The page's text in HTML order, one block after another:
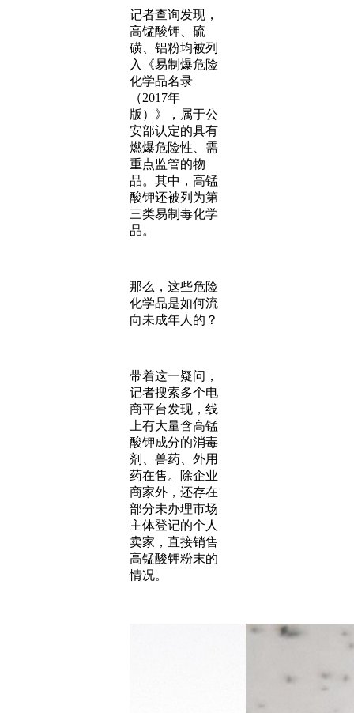
记者查询发现，
高锰酸钾、硫
磺、铝粉均被列
入《易制爆危险
化学品名录
（2017年
版）》，属于公
安部认定的具有
燃爆危险性、需
重点监管的物
品。其中，高锰
酸钾还被列为第
三类易制毒化学
品。
那么，这些危险
化学品是如何流
向未成年人的？
带着这一疑问，
记者搜索多个电
商平台发现，线
上有大量含高锰
酸钾成分的消毒
剂、兽药、外用
药在售。除企业
商家外，还存在
部分未办理市场
主体登记的个人
卖家，直接销售
高锰酸钾粉末的
情况。